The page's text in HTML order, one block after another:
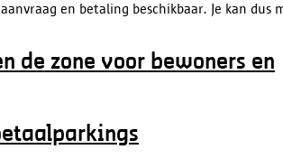
en betaling beschikbaar. Je kan dus
de zone voor bewoners en